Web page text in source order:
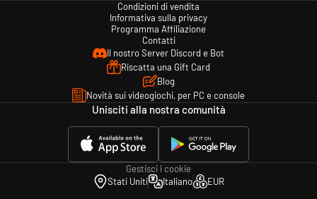
Condizioni di vendita
Informativa sulla privacy
Programma Affiliazione
Contatti
Il nostro Server Discord e Bot
Riscatta una Gift Card
Blog
Novità sui videogiochi, per PC e console
Unisciti alla nostra comunità
Gestisci i cookie
Stati Uniti
Italiano EUR